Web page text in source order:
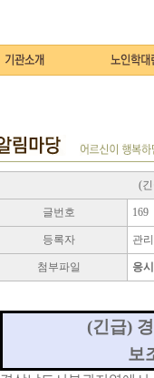
(
글번호 169
등록자 관
첨부파일 응
(긴급)
보